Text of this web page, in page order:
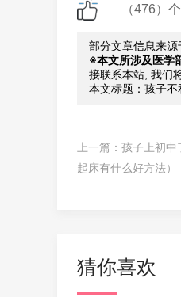
（476）
部分文章信息来源
※本文所涉及医学
接联系本站, 我们
本文标题：孩子不
上一篇： 孩子上初中
起床有什么好方法）
猜你喜欢